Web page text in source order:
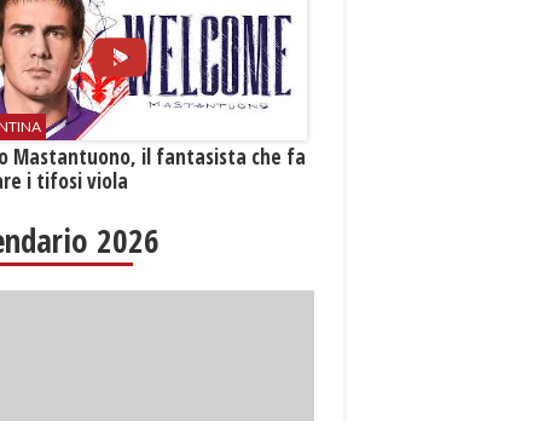
Mastantuono, il fantasista che fa
i tifosi viola
2026